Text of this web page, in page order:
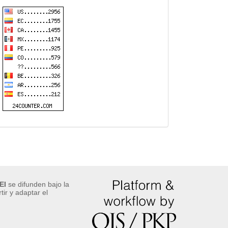
se difunden bajo la
y adaptar el